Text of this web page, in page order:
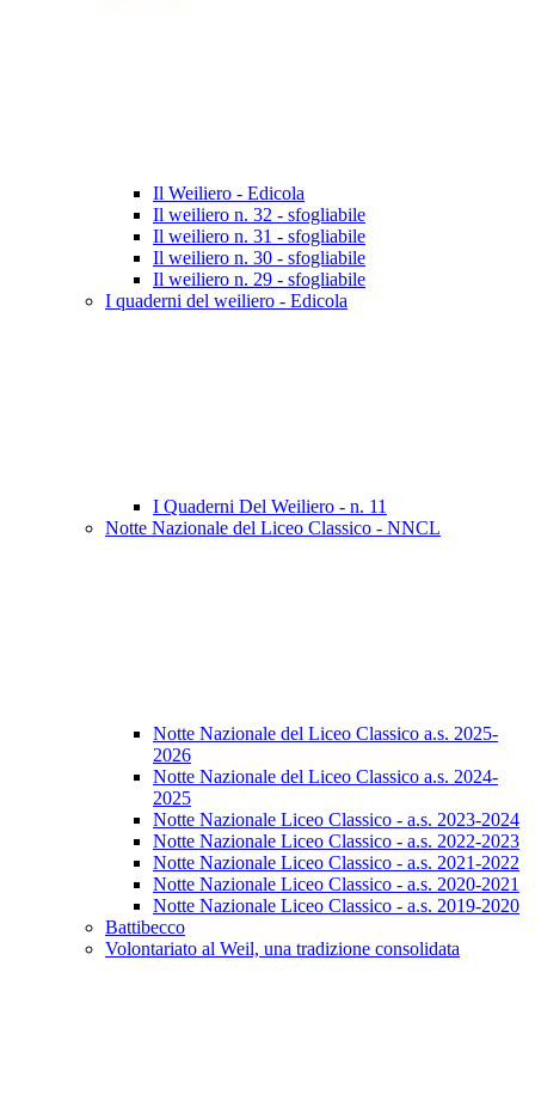
Il Weiliero - Edicola
Il weiliero n. 32 - sfogliabile
Il weiliero n. 31 - sfogliabile
Il weiliero n. 30 - sfogliabile
Il weiliero n. 29 - sfogliabile
I quaderni del weiliero - Edicola
I Quaderni Del Weiliero - n. 11
Notte Nazionale del Liceo Classico - NNCL
Notte Nazionale del Liceo Classico a.s. 2025-
2026
Notte Nazionale del Liceo Classico a.s. 2024-
2025
Notte Nazionale Liceo Classico - a.s. 2023-2024
Notte Nazionale Liceo Classico - a.s. 2022-2023
Notte Nazionale Liceo Classico - a.s. 2021-2022
Notte Nazionale Liceo Classico - a.s. 2020-2021
Notte Nazionale Liceo Classico - a.s. 2019-2020
Battibecco
Volontariato al Weil, una tradizione consolidata